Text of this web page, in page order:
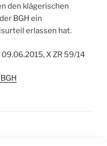
den klägerischen
BGH ein
erlassen hat.
X ZR 59/14